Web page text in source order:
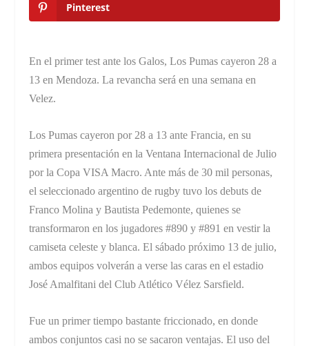
Pinterest
En el primer test ante los Galos, Los Pumas cayeron 28 a
13 en Mendoza. La revancha será en una semana en
Velez.
Los Pumas cayeron por 28 a 13 ante Francia, en su
primera presentación en la Ventana Internacional de Julio
por la Copa VISA Macro. Ante más de 30 mil personas,
el seleccionado argentino de rugby tuvo los debuts de
Franco Molina y Bautista Pedemonte, quienes se
transformaron en los jugadores #890 y #891 en vestir la
camiseta celeste y blanca. El sábado próximo 13 de julio,
ambos equipos volverán a verse las caras en el estadio
José Amalfitani del Club Atlético Vélez Sarsfield.
Fue un primer tiempo bastante friccionado, en donde
ambos conjuntos casi no se sacaron ventajas. El uso del